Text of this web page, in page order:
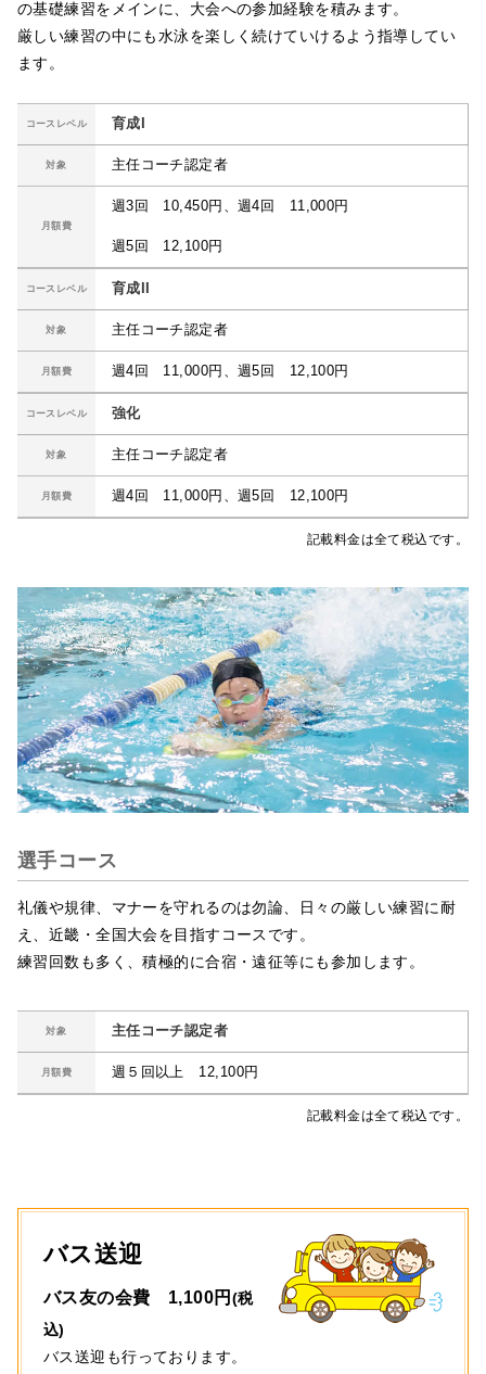
の基礎練習をメインに、大会への参加経験を積みます。
厳しい練習の中にも水泳を楽しく続けていけるよう指導してい
ます。
コースレベル 育成I
対象 主任コーチ認定者
月額費
週3回 10,450円、週4回 11,000円
週5回 12,100円
コースレベル 育成II
対象 主任コーチ認定者
月額費 週4回 11,000円、週5回 12,100円
コースレベル 強化
対象 主任コーチ認定者
月額費 週4回 11,000円、週5回 12,100円
記載料金は全て税込です。
選手コース
礼儀や規律、マナーを守れるのは勿論、日々の厳しい練習に耐
え、近畿・全国大会を目指すコースです。
練習回数も多く、積極的に合宿・遠征等にも参加します。
対象 主任コーチ認定者
月額費 週５回以上 12,100円
記載料金は全て税込です。
バス送迎
バス友の会費 1,100円 (税
込)
バス送迎も行っております。